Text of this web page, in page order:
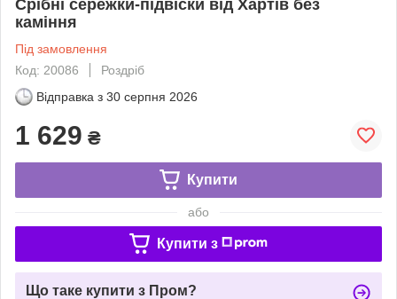
Срібні сережки-підвіски від Хартів без
каміння
Під замовлення
Код: 20086
Роздріб
Відправка з 30 серпня 2026
1 629 ₴
Купити
або
Купити з
Що таке купити з Пром?